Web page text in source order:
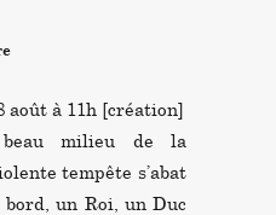
août à 11h [création]
milieu de la
tempête s’abat
un Roi, un Duc